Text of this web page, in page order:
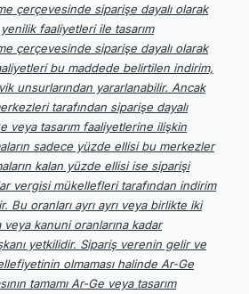
çerçevesinde siparişe dayalı olarak
faaliyetleri ile tasarım
çerçevesinde siparişe dayalı olarak
bu maddede belirtilen indirim,
unsurlarından yararlanabilir. Ancak
tarafından siparişe dayalı
veya tasarım faaliyetlerine ilişkin
sadece yüzde ellisi bu merkezler
kalan yüzde ellisi ise siparişi
vergisi mükellefleri tarafından indirim
Bu oranları ayrı ayrı veya birlikte iki
veya kanuni oranlarına kadar
yetkilidir. Sipariş verenin gelir ve
olmaması halinde Ar-Ge
tamamı Ar-Ge veya tasarım